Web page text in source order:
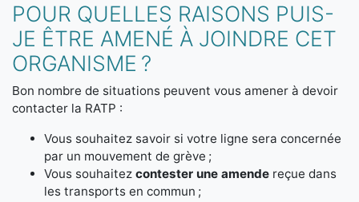
POUR QUELLES RAISONS PUIS-
JE ÊTRE AMENÉ À JOINDRE CET
ORGANISME ?
Bon nombre de situations peuvent vous amener à devoir
contacter la RATP :
Vous souhaitez savoir si votre ligne sera concernée
par un mouvement de grève ;
Vous souhaitez contester une amende reçue dans
les transports en commun ;